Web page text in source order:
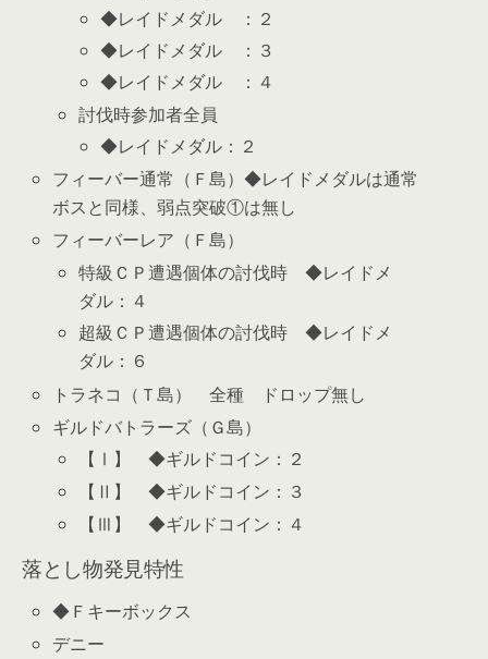
◆レイドメダル ：２
◆レイドメダル ：３
◆レイドメダル ：４
討伐時参加者全員
◆レイドメダル：２
フィーバー通常（Ｆ島）◆レイドメダルは通常
ボスと同様、弱点突破①は無し
フィーバーレア（Ｆ島）
特級ＣＰ遭遇個体の討伐時 ◆レイドメ
ダル：４
超級ＣＰ遭遇個体の討伐時 ◆レイドメ
ダル：６
トラネコ（Ｔ島） 全種 ドロップ無し
ギルドバトラーズ（Ｇ島）
【Ⅰ】 ◆ギルドコイン：２
【Ⅱ】 ◆ギルドコイン：３
【Ⅲ】 ◆ギルドコイン：４
落とし物発見特性
◆Ｆキーボックス
デニー